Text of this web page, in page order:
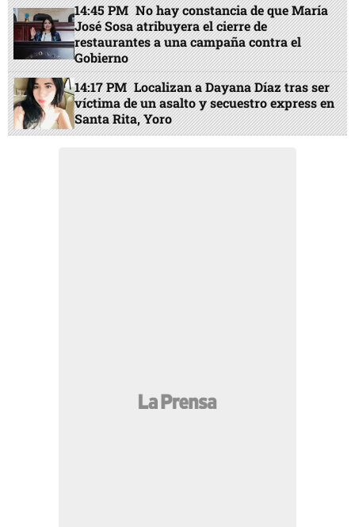
14:45 PM No hay constancia de que María
José Sosa atribuyera el cierre de
restaurantes a una campaña contra el
Gobierno
14:17 PM Localizan a Dayana Díaz tras ser
víctima de un asalto y secuestro express en
Santa Rita, Yoro